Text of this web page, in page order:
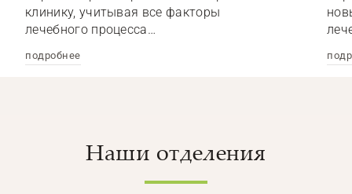
клинику, учитывая все факторы
лечебного процесса…
подробнее
Наши отделения